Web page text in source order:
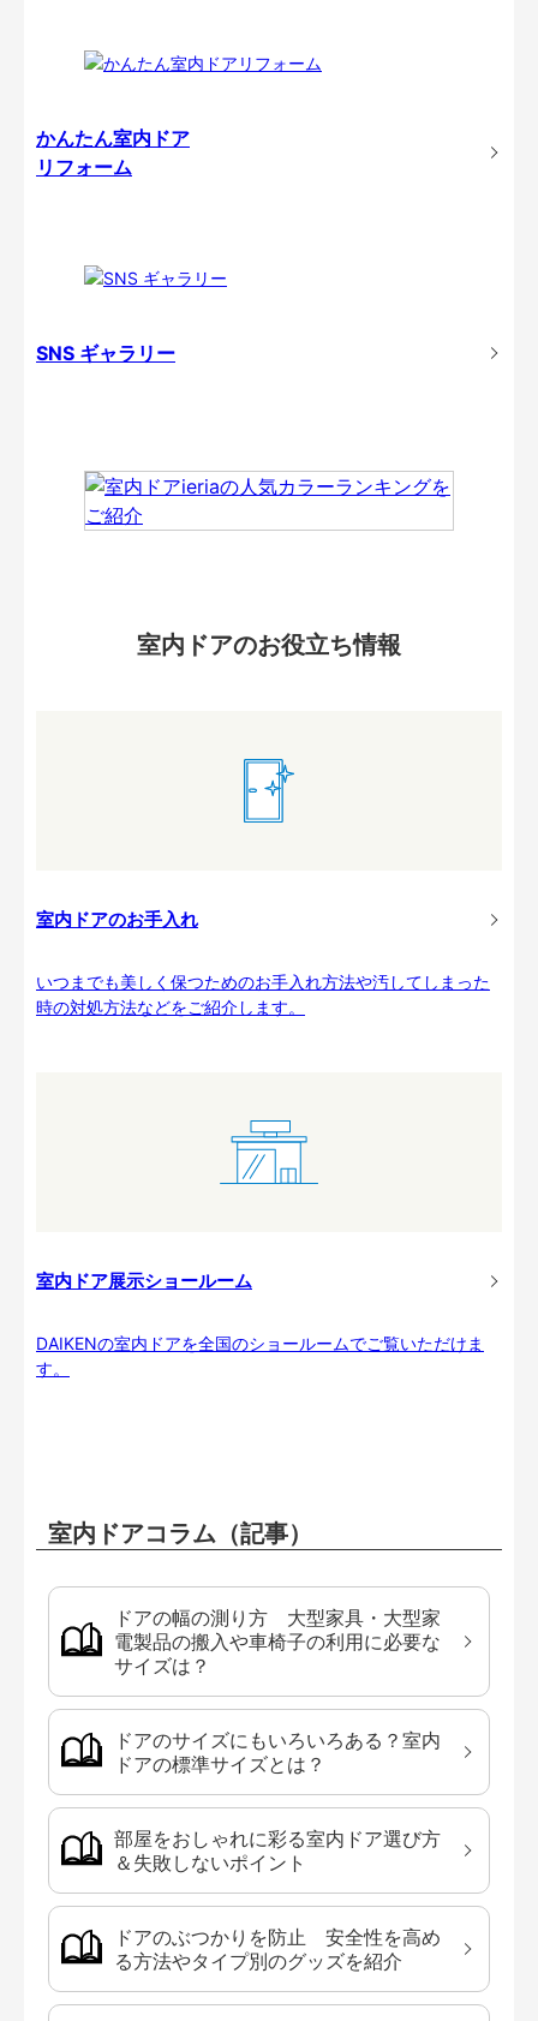
かんたん室内ドア
リフォーム
SNS ギャラリー
室内ドアのお役立ち情報
室内ドアのお手入れ
いつまでも美しく保つためのお手入れ方法や汚してしまった
時の対処方法などをご紹介します。
室内ドア展示ショールーム
DAIKENの室内ドアを全国のショールームでご覧いただけま
す。
室内ドアコラム（記事）
ドアの幅の測り方 大型家具・大型家
電製品の搬入や車椅子の利用に必要な
サイズは？
ドアのサイズにもいろいろある？室内
ドアの標準サイズとは？
部屋をおしゃれに彩る室内ドア選び方
＆失敗しないポイント
ドアのぶつかりを防止 安全性を高め
る方法やタイプ別のグッズを紹介